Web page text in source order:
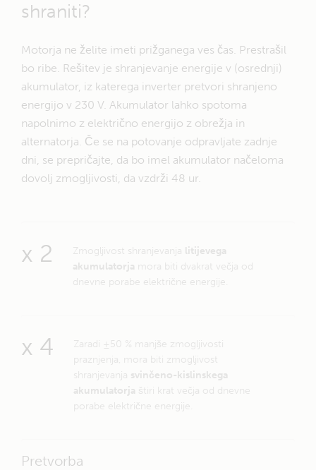
shraniti?
Motorja ne želite imeti prižganega ves čas. Prestrašil
bo ribe. Rešitev je shranjevanje energije v (osrednji)
akumulator, iz katerega inverter pretvori shranjeno
energijo v 230 V. Akumulator lahko spotoma
napolnimo z električno energijo z obrežja in
alternatorja. Če se na potovanje odpravljate zadnje
dni, se prepričajte, da bo imel akumulator načeloma
dovolj zmogljivosti, da vzdrži 48 ur.
x 2 Zmogljivost shranjevanja litijevega
akumulatorja mora biti dvakrat večja od
dnevne porabe električne energije.
x 4
Zaradi ±50 % manjše zmogljivosti
praznjenja, mora biti zmogljivost
shranjevanja svinčeno-kislinskega
akumulatorja štiri krat večja od dnevne
porabe električne energije.
Pretvorba